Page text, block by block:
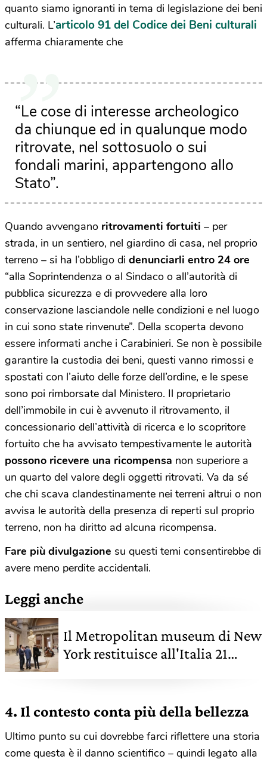
quanto siamo ignoranti in tema di legislazione dei beni
culturali. L’articolo 91 del Codice dei Beni culturali
afferma chiaramente che
“Le cose di interesse archeologico
da chiunque ed in qualunque modo
ritrovate, nel sottosuolo o sui
fondali marini, appartengono allo
Stato”.
Quando avvengano ritrovamenti fortuiti – per
strada, in un sentiero, nel giardino di casa, nel proprio
terreno – si ha l’obbligo di denunciarli entro 24 ore
“alla Soprintendenza o al Sindaco o all’autorità di
pubblica sicurezza e di provvedere alla loro
conservazione lasciandole nelle condizioni e nel luogo
in cui sono state rinvenute”. Della scoperta devono
essere informati anche i Carabinieri. Se non è possibile
garantire la custodia dei beni, questi vanno rimossi e
spostati con l’aiuto delle forze dell’ordine, e le spese
sono poi rimborsate dal Ministero. Il proprietario
dell’immobile in cui è avvenuto il ritrovamento, il
concessionario dell’attività di ricerca e lo scopritore
fortuito che ha avvisato tempestivamente le autorità
possono ricevere una ricompensa non superiore a
un quarto del valore degli oggetti ritrovati. Va da sé
che chi scava clandestinamente nei terreni altrui o non
avvisa le autorità della presenza di reperti sul proprio
terreno, non ha diritto ad alcuna ricompensa.
Fare più divulgazione su questi temi consentirebbe di
avere meno perdite accidentali.
Leggi anche
Il Metropolitan museum di New
York restituisce all'Italia 21
4. Il contesto conta più della bellezza
Ultimo punto su cui dovrebbe farci riflettere una storia
come questa è il danno scientifico – quindi legato alla